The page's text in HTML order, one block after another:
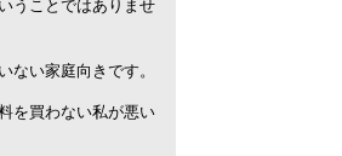
うことではありませ
ない家庭向きです。
を買わない私が悪い